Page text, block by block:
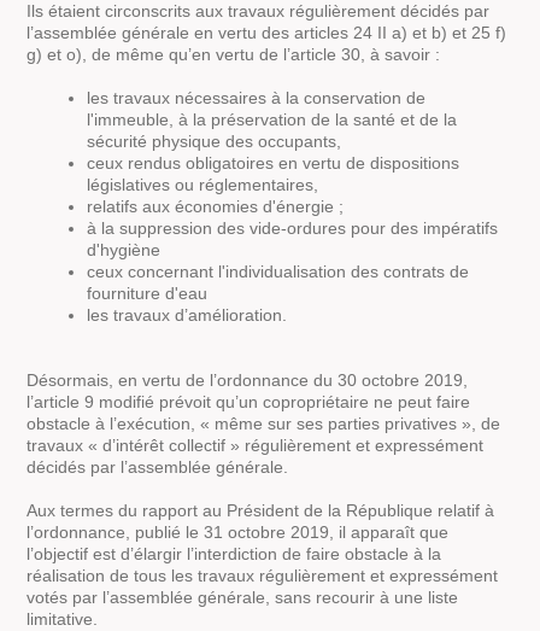
Ils étaient circonscrits aux travaux régulièrement décidés par
l’assemblée générale en vertu des articles 24 II a) et b) et 25 f)
g) et o), de même qu’en vertu de l’article 30, à savoir :
les travaux nécessaires à la conservation de
l'immeuble, à la préservation de la santé et de la
sécurité physique des occupants,
ceux rendus obligatoires en vertu de dispositions
législatives ou réglementaires,
relatifs aux économies d'énergie ;
à la suppression des vide-ordures pour des impératifs
d'hygiène
ceux concernant l'individualisation des contrats de
fourniture d'eau
les travaux d’amélioration.
Désormais, en vertu de l’ordonnance du 30 octobre 2019,
l’article 9 modifié prévoit qu’un copropriétaire ne peut faire
obstacle à l’exécution, « même sur ses parties privatives », de
travaux « d’intérêt collectif » régulièrement et expressément
décidés par l’assemblée générale.
Aux termes du rapport au Président de la République relatif à
l’ordonnance, publié le 31 octobre 2019, il apparaît que
l’objectif est d’élargir l’interdiction de faire obstacle à la
réalisation de tous les travaux régulièrement et expressément
votés par l’assemblée générale, sans recourir à une liste
limitative.